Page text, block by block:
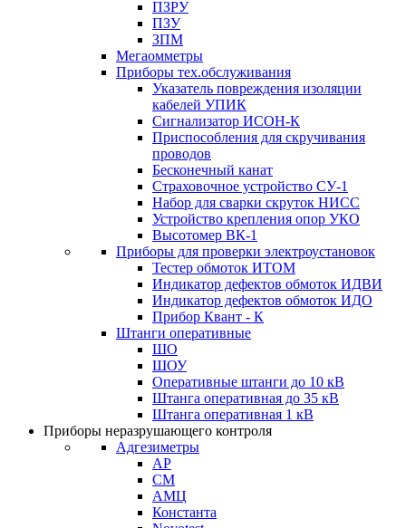
ПЗРУ
ПЗУ
ЗПМ
Мегаомметры
Приборы тех.обслуживания
Указатель повреждения изоляции
кабелей УПИК
Сигнализатор ИСОН-К
Приспособления для скручивания
проводов
Бесконечный канат
Страховочное устройство СУ-1
Набор для сварки скруток НИСС
Устройство крепления опор УКО
Высотомер ВК-1
Приборы для проверки электроустановок
Тестер обмоток ИТОМ
Индикатор дефектов обмоток ИДВИ
Индикатор дефектов обмоток ИДО
Прибор Квант - К
Штанги оперативные
ШО
ШОУ
Оперативные штанги до 10 кВ
Штанга оперативная до 35 кВ
Штанга оперативная 1 кВ
Приборы неразрушающего контроля
Адгезиметры
АР
СМ
АМЦ
Константа